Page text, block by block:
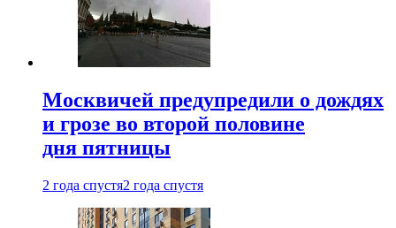
Москвичей предупредили о дождях
и грозе во второй половине
дня пятницы
2 года спустя2 года спустя